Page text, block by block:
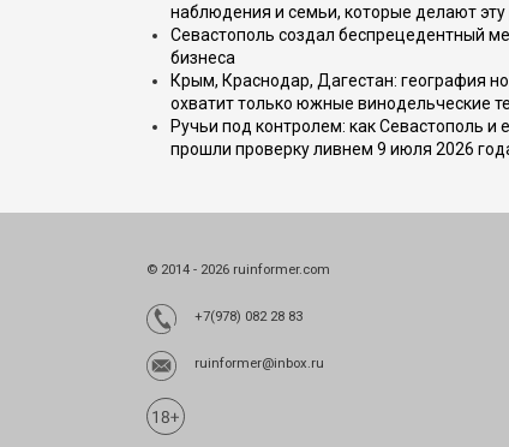
наблюдения и семьи, которые делают эту
Севастополь создал беспрецедентный
бизнеса
Крым, Краснодар, Дагестан: география
охватит только южные винодельческие
Ручьи под контролем: как Севастополь и
прошли проверку ливнем 9 июля 2026
© 2014 - 2026 ruinformer.com
+7(978) 082 28 83
ruinformer@inbox.ru